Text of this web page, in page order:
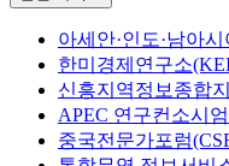
아세안·인도·남아
한미경제연구소
신흥지역정보종합
APEC 연구컨소시
중국전문가포럼